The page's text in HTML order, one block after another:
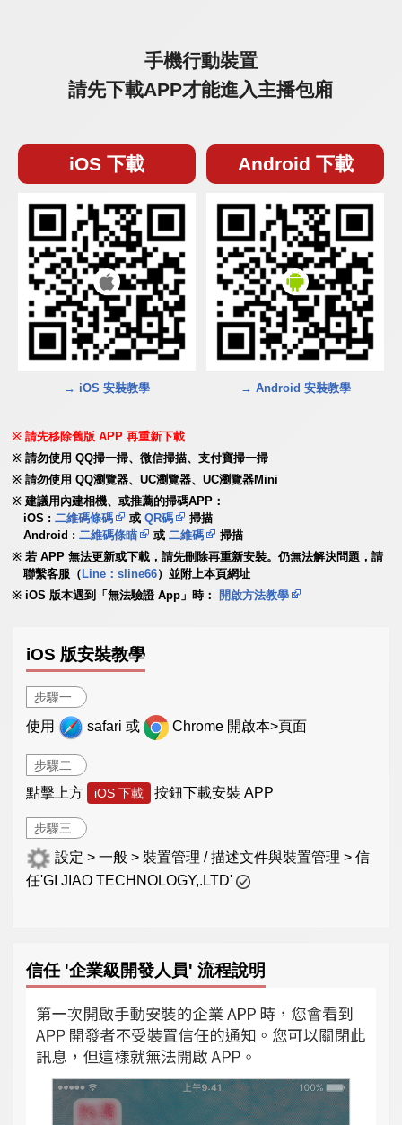
手機行動裝置
請先下載APP才能進入主播包廂
iOS 下載
→ iOS 安裝教學
Android 下載
→ Android 安裝教學
請先移除舊版 APP 再重新下載
請勿使用 QQ掃一掃、微信掃描、支付寶掃一掃
請勿使用 QQ瀏覽器、UC瀏覽器、UC瀏覽器Mini
建議用內建相機、或推薦的掃碼APP：
iOS :二維碼條碼 或QR碼
掃描
Android :二維碼條瞄 或二維碼
掃描
若 APP 無法更新或下載，請先刪除再重新安裝。仍無法解決問題，請
聯繫客服（ Line：sline66）並附上本頁網址
iOS 版本遇到「無法驗證 App」時：
開啟方法教學
iOS 版安裝教學
步驟一
使用 safari 或 Chrome 開啟本>頁面
步驟二
點擊上方 iOS 下載 按鈕下載安裝 APP
步驟三
設定 > 一般 > 裝置管理 / 描述文件與裝置管理 > 信
任'GI JIAO TECHNOLOGY,.LTD'
信任 '企業級開發人員' 流程說明